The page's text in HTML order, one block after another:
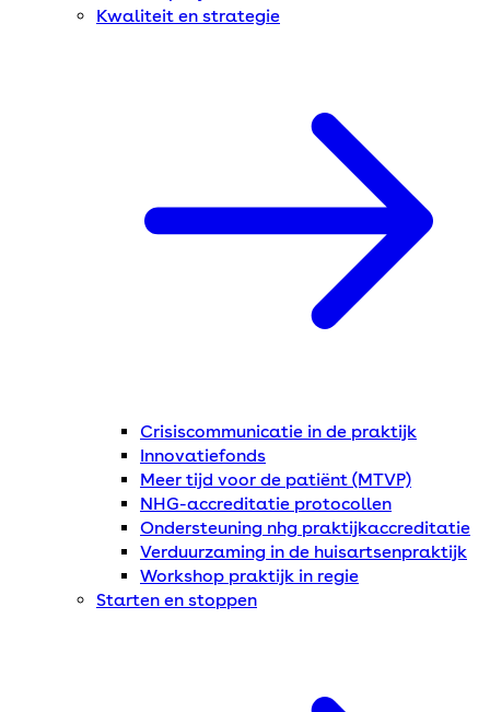
Kwaliteit en strategie
Crisiscommunicatie in de praktijk
Innovatiefonds
Meer tijd voor de patiënt (MTVP)
NHG-accreditatie protocollen
Ondersteuning nhg praktijkaccreditatie
Verduurzaming in de huisartsenpraktijk
Workshop praktijk in regie
Starten en stoppen